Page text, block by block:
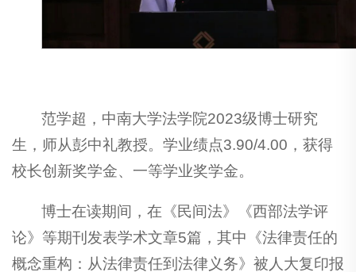
范学超，中南大学法学院2023级博士研究
生，师从彭中礼教授。学业绩点3.90/4.00，获得
校长创新奖学金、一等学业奖学金。
博士在读期间，在《民间法》《西部法学评
论》等期刊发表学术文章5篇，其中《法律责任的
概念重构：从法律责任到法律义务》被人大复印报